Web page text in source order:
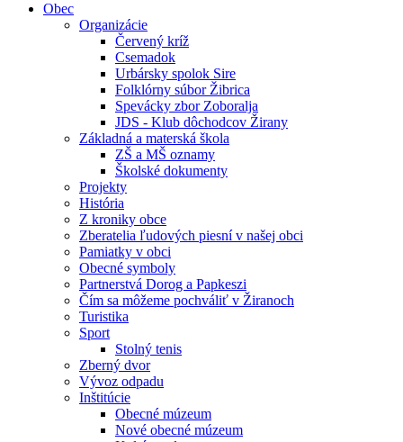
Obec
Organizácie
Červený kríž
Csemadok
Urbársky spolok Sire
Folklórny súbor Žibrica
Spevácky zbor Zoboralja
JDS - Klub dôchodcov Žirany
Základná a materská škola
ZŠ a MŠ oznamy
Školské dokumenty
Projekty
História
Z kroniky obce
Zberatelia ľudových piesní v našej obci
Pamiatky v obci
Obecné symboly
Partnerstvá Dorog a Papkeszi
Čím sa môžeme pochváliť v Žiranoch
Turistika
Sport
Stolný tenis
Zberný dvor
Vývoz odpadu
Inštitúcie
Obecné múzeum
Nové obecné múzeum